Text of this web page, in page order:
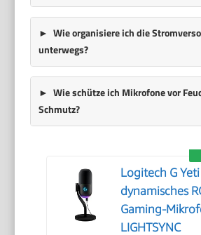
Wie organisiere ich die
unterwegs?
Wie schütze ich Mikrofone vor
Schmutz?
Logitech G Yeti
dynamisches
Gaming-
LIGHTSYNC